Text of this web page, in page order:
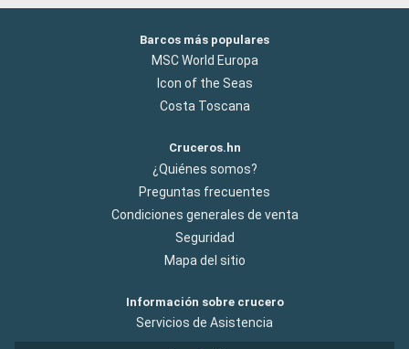
Barcos más populares
MSC World Europa
Icon of the Seas
Costa Toscana
Cruceros.hn
¿Quiénes somos?
Preguntas frecuentes
Condiciones generales de venta
Seguridad
Mapa del sitio
Información sobre crucero
Servicios de Asistencia